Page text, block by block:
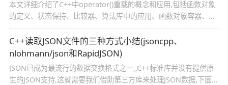
本文详细介绍了C++中operator()重载的概念和应用,包括函数对象
的定义、状态保持、比较器、算法库中的应用、函数对象容器、高
级应用场景以及性能考虑与最佳实践,感兴趣的朋友跟随小编一起看
看吧
C++读取JSON文件的三种方式小结(jsoncpp、
nlohmann/json和RapidJSON)
JSON已成为最流行的数据交换格式之一,,C++标准库并没有提供原
生的JSON支持,这就需要我们借助第三方库来处理JSON数据,下面就